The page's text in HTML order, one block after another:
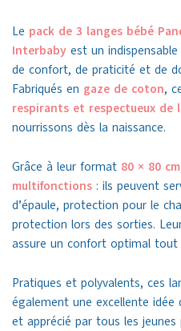
Le pack de 3 langes bébé
Interbaby est un
de confort, de praticité et de
Fabriqués en gaze de coton,
respirants et respectueux de
nourrissons dès la naissance.
Grâce à leur format 80 × 80 cm
multifonctions : ils peuvent
d’épaule, protection pour le
protection lors des sorties.
assure un confort optimal tout
Pratiques et polyvalents, ces
également une excellente idée
et apprécié par tous les jeunes